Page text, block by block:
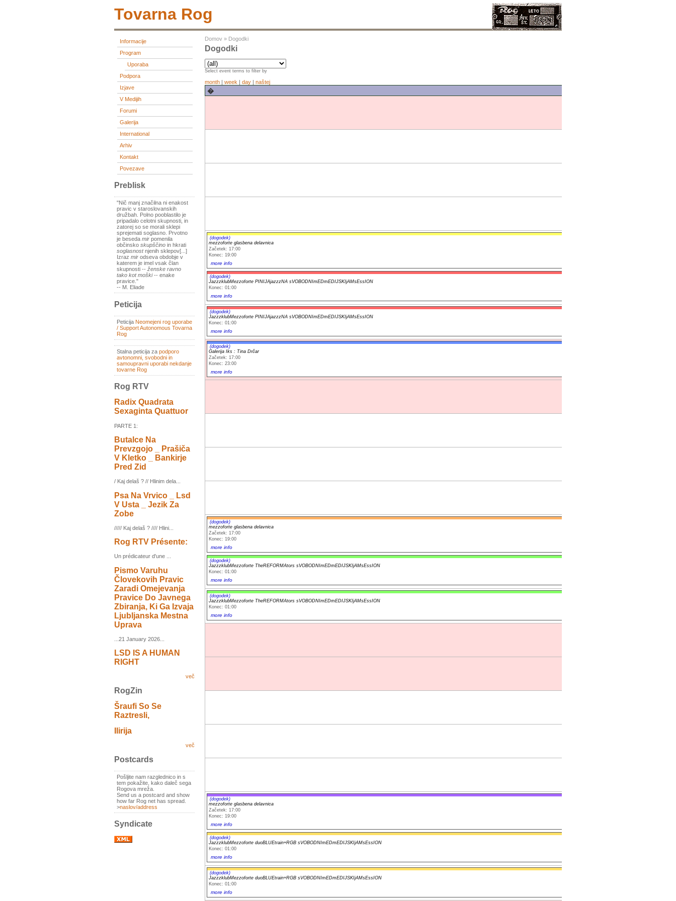
Tovarna Rog
Informacije
Program
Uporaba
Podpora
Izjave
V Medijih
Forumi
Galerija
International
Arhiv
Kontakt
Povezave
Preblisk
"Nič manj značilna ni enakost
pravic v staroslovanskih
družbah. Polno pooblastilo je
pripadalo celotni skupnosti, in
zatorej so se morali sklepi
sprejemati soglasno. Prvotno
je beseda mir pomenila
občinsko skupščino in hkrati
soglasnostnjenih sklepov[...]
Izraz mir odseva obdobje v
katerem je imel vsak član
skupnosti -- ženske ravno
tako kot moški-- enake
pravice."
-- M. Eliade
Peticija
Peticija Neomejeni rog uporabe
/ Support Autonomous Tovarna
Rog
Stalna peticija za podporo
avtonomni, svobodni in
samoupravni uporabi nekdanje
tovarne Rog
Rog RTV
Radix Quadrata
Sexaginta Quattuor
PARTE 1:
Butalce Na
Prevzgojo _ Prašiča
V Kletko _ Bankirje
Pred Zid
/ Kaj delaš ? // Hlinim dela...
Psa Na Vrvico _ Lsd
V Usta _ Jezik Za
Zobe
///// Kaj delaš ? //// Hlini...
Rog RTV Présente:
Un prédicateur d'une ...
Pismo Varuhu
Človekovih Pravic
Zaradi Omejevanja
Pravice Do Javnega
Zbiranja, Ki Ga Izvaja
Ljubljanska Mestna
Uprava
...21 January 2026...
LSD IS A HUMAN
RIGHT
več
RogZin
Šraufi So Se
Raztresli,
Ilirija
več
Postcards
Pošljite nam razglednico in s
tem pokažite, kako daleč sega
Rogova mreža.
Send us a postcard and show
how far Rog net has spread.
>naslov/address
Syndicate
Domov » Dogodki
Dogodki
Select event terms to filter by
month | week | day | naštej
�
(dogodek)
mezzoforte glasbena delavnica
Začetek: 17:00
Konec: 19:00
more info
(dogodek)
JazzzklubMezzoforte PINIJAjazzzNA sVOBODNImEDmEDIJSKIjAMsEssION
Konec: 01:00
more info
(dogodek)
JazzzklubMezzoforte PINIJAjazzzNA sVOBODNImEDmEDIJSKIjAMsEssION
Konec: 01:00
more info
(dogodek)
Galerija Iks : Tina Drčar
Začetek: 17:00
Konec: 23:00
more info
(dogodek)
mezzoforte glasbena delavnica
Začetek: 17:00
Konec: 19:00
more info
(dogodek)
JazzzklubMezzoforte TheREFORMAtors sVOBODNImEDmEDIJSKIjAMsEssION
Konec: 01:00
more info
(dogodek)
JazzzklubMezzoforte TheREFORMAtors sVOBODNImEDmEDIJSKIjAMsEssION
Konec: 01:00
more info
(dogodek)
mezzoforte glasbena delavnica
Začetek: 17:00
Konec: 19:00
more info
(dogodek)
JazzzklubMezzoforte duoBLUEtrain+RGB sVOBODNImEDmEDIJSKIjAMsEssION
Konec: 01:00
more info
(dogodek)
JazzzklubMezzoforte duoBLUEtrain+RGB sVOBODNImEDmEDIJSKIjAMsEssION
Konec: 01:00
more info